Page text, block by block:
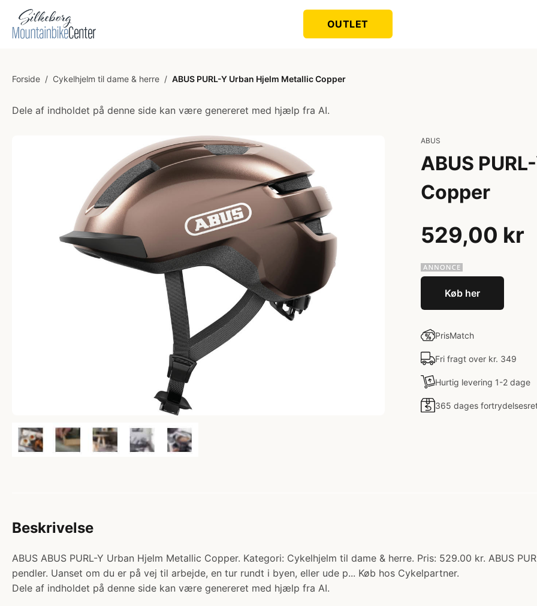
OUTLET
Forside / Cykelhjelm til dame & herre / ABUS PURL-Y Urban Hjelm Metallic Copper
Dele af indholdet på denne side kan være genereret med hjælp fra AI.
ABUS
ABUS
Copper
529,00 kr
Køb her
PrisMatch
Fri fragt over kr. 349
Hurtig levering 1-2 dage
365 dages
Beskrivelse
ABUS ABUS PURL-Y Urban Hjelm Metallic Copper. Kategori: Cykelhjelm til dame & herre. Pris: 529.00 kr. ABUS
pendler. Uanset om du er på vej til arbejde, en tur rundt i byen, eller ude p... Køb hos Cykelpartner.
Dele af indholdet på denne side kan være genereret med hjælp fra AI.